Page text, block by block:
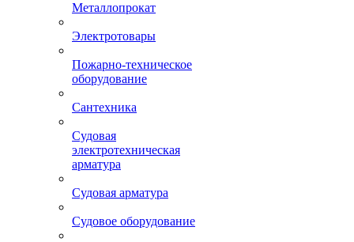
Металлопрокат
Электротовары
Пожарно-техническое
оборудование
Сантехника
Судовая
электротехническая
арматура
Судовая арматура
Судовое оборудование